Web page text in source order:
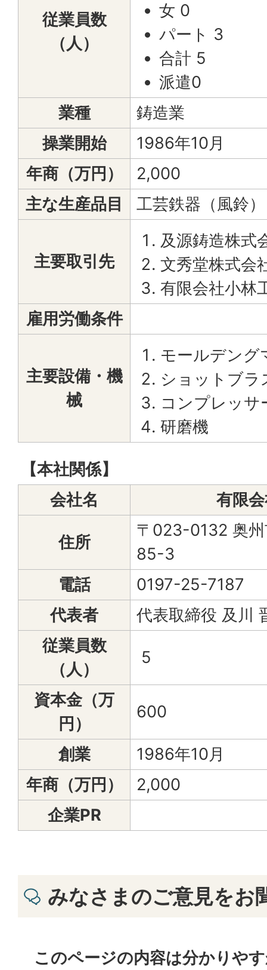
従業員数
（人）
女 0
パート 3
合計 5
派遣0
業種
鋳造業
操業開始
1986年10月
年商（万円）
2,000
主な生産品目
工芸鉄器（風鈴）
主要取引先
及源鋳造株式
文秀堂株式会
有限会社小林
雇用労働条件
主要設備・機
械
モールデング
ショットブラ
コンプレッサ
研磨機
【本社関係】
会社名
有限
住所
〒023-0132 奥
85-3
電話
0197-25-7187
代表者
代表取締役 及川
従業員数
（人）
5
資本金（万
円）
600
創業
1986年10月
年商（万円）
2,000
企業PR
みなさまのご意見をお
このページの内容は分かりや